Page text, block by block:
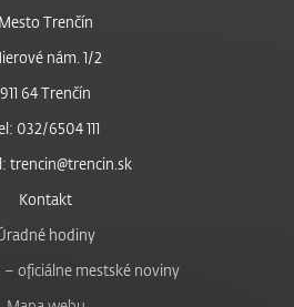
Mesto Trenčín
nám. 1/2
911 64 Trenčín
032/6504 111
trencin@trencin.sk
Kontakt
hodiny
– oficiálne mestské noviny